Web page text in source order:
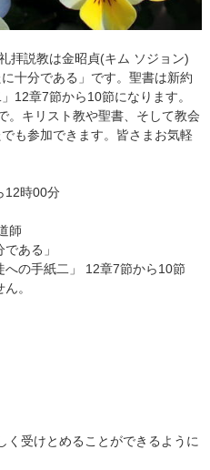
拝説教は金昭貞(キム ソジョン)
十分である」です。聖書は新約
12章7節から10節になります。
。キリスト教や聖書、そして教会
も参加できます。皆さまお気軽
12時00分
師
ある」
の手紙二」 12章7節から10節
。
く受けとめることができるように